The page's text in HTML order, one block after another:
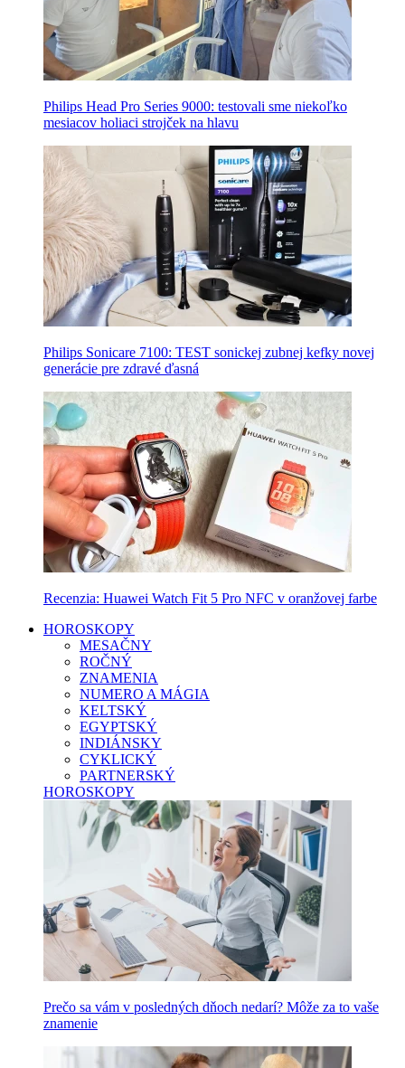
Philips Head Pro Series 9000: testovali sme niekoľko
mesiacov holiaci strojček na hlavu
Philips Sonicare 7100: TEST sonickej zubnej kefky novej
generácie pre zdravé ďasná
Recenzia: Huawei Watch Fit 5 Pro NFC v oranžovej farbe
HOROSKOPY
MESAČNY
ROČNÝ
ZNAMENIA
NUMERO A MÁGIA
KELTSKÝ
EGYPTSKÝ
INDIÁNSKY
CYKLICKÝ
PARTNERSKÝ
HOROSKOPY
Prečo sa vám v posledných dňoch nedarí? Môže za to vaše
znamenie